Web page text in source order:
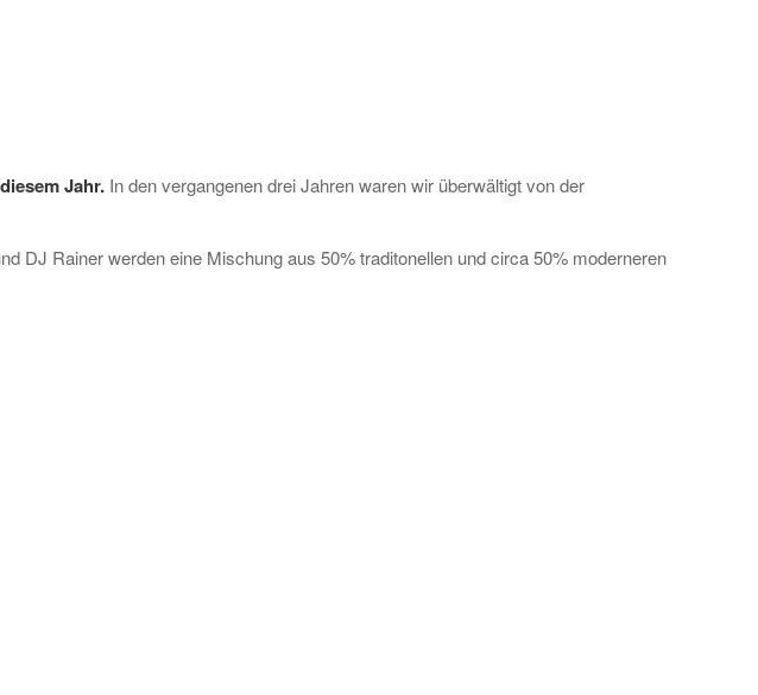
Jahr. In den vergangenen drei Jahren waren wir überwältigt von der
DJ Rainer werden eine Mischung aus 50% traditonellen und circa 50% moderneren